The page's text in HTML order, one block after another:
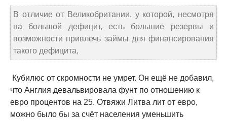
В отличие от Великобритании, у которой, несмотря
на большой дефицит, есть большие резервы и
возможности привлечь займы для финансирования
такого дефицита,
Кубилюс от скромности не умрет. Он ещё не добавил,
что Англия девальвировала фунт по отношению к
евро процентов на 25. Отвяжи Литва лит от евро,
можно было бы за счёт населения уменьшить